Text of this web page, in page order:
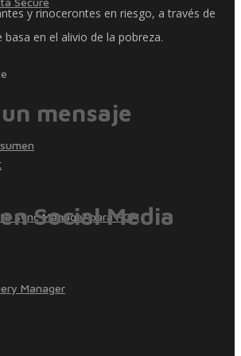
Sync Manager para HCM
Manager
y rinocerontes en riesgo, a través de
en el alivio de la pobreza.
mensaje
Social Media